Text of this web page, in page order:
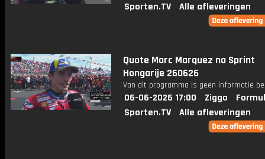
Sporten.TV
Alle afleveringen
Quote Marc Marquez na Sprint
Hongarije 260626
Van dit programma is geen informatie
06-06-2026 17:00 Ziggo
Sporten.TV
Alle afleveringen